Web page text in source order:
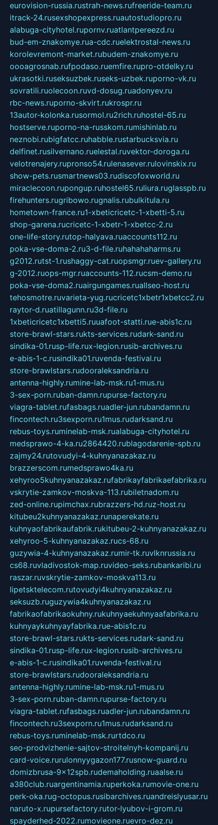
eurovision-russia.rustrah-news.rufreeride-team.ru
itrack-24.rusexshopexpress.ruautostudiopro.ru
alabuga-cityhotel.rupornv.ruatlantpereezd.ru
bud-em-znakomye.rua-cdc.ruelektrostal-news.ru
korolevremont-market.rubudem-znakomye.ru
oooagrosnab.rufpodaso.ruemfire.rupro-otdelky.ru
ukrasotki.ruseksuzbek.ruseks-uzbek.ruporno-vk.ru
sovratili.ruolecoon.ruvd-dosug.ruadonyev.ru
rbc-news.ruporno-skvirt.rukrospr.ru
13autor-kolonka.rusormol.ru2rich.ruhostel-65.ru
hostserve.ruporno-na-russkom.rumishinlab.ru
neznobi.rubigfatcc.ruhabble.rustarbucksvia.ru
delfinet.rusilvernano.ruelestal.ruvektor-doroga.ru
velotrenajery.rupronso54.rulenasever.rulovinskix.ru
show-pets.rusmartnews03.rudiscofoxworld.ru
miraclecoon.rupongup.ruhostel65.ruliura.ruglasspb.ru
firehunters.rugribowo.rugnalis.rubulkitula.ru
hometown-france.ru1-xbeticricetc-1-xbetti-5.ru
shop-garena.rucricetc-1-xbetr-1-xbetcc-2.ru
one-life-story.rutop-halyava.ruaccounts112.ru
poka-vse-doma-2.ru3-d-file.ruhahahaharms.ru
g2012.rutst-1.rushaggy-cat.ruopsmgr.ruev-gallery.ru
g-2012.ruops-mgr.ruaccounts-112.rucsm-demo.ru
poka-vse-doma2.ruairgungames.ruallseo-host.ru
tehosmotre.ruvarieta-yug.rucricetc1xbetr1xbetcc2.ru
raytor-d.ruatillagunn.ru3d-file.ru
1xbeticricetc1xbetti5.ruuafoot-statti.rue-abis1c.ru
store-brawl-stars.rukts-services.rudark-sand.ru
sindika-01.rusp-life.rux-legion.rusib-archives.ru
e-abis-1-c.rusindika01.ruvenda-festival.ru
store-brawlstars.rudooraleksandria.ru
antenna-highly.rumine-lab-msk.ru1-mus.ru
3-sex-porn.ruban-damn.rupurse-factory.ru
viagra-tablet.rufasbags.ruadler-jun.rubandamn.ru
fincontech.ru3sexporn.ru1mus.rudarksand.ru
rebus-toys.ruminelab-msk.rualabuga-cityhotel.ru
medsprawo-4-ka.ru2864420.rublagodarenie-spb.ru
zajmy24.rutovudyi-4-kuhnyanazakaz.ru
brazzerscom.rumedsprawo4ka.ru
xehyroo5kuhnyanazakaz.rufabrikayfabrikaefabrika.ru
vskrytie-zamkov-moskva-113.rubiletnadom.ru
zed-online.rupimchax.rubrazzers-hd.ruz-host.ru
kitubeu2kuhnyanazakaz.runaperekate.ru
kuhnyaofabrikaufabrik.rukitubeu-2-kuhnyanazakaz.ru
xehyroo-5-kuhnyanazakaz.rucs-68.ru
guzywia-4-kuhnyanazakaz.rumir-tk.ruvlknrussia.ru
cs68.ruvladivostok-map.ruvideo-seks.rubankaribi.ru
raszar.ruvskrytie-zamkov-moskva113.ru
lipetsktelecom.rutovudyi4kuhnyanazakaz.ru
seksuzb.ruguzywia4kuhnyanazakaz.ru
fabrikaofabrikaokuhny.rukuhnyaekuhnyaafabrika.ru
kuhnyaykuhnyayfabrika.rue-abis1c.ru
store-brawl-stars.rukts-services.rudark-sand.ru
sindika-01.rusp-life.rux-legion.rusib-archives.ru
e-abis-1-c.rusindika01.ruvenda-festival.ru
store-brawlstars.rudooraleksandria.ru
antenna-highly.rumine-lab-msk.ru1-mus.ru
3-sex-porn.ruban-damn.rupurse-factory.ru
viagra-tablet.rufasbags.ruadler-jun.rubandamn.ru
fincontech.ru3sexporn.ru1mus.rudarksand.ru
rebus-toys.ruminelab-msk.rurtdco.ru
seo-prodvizhenie-sajtov-stroitelnyh-kompanij.ru
card-voice.rurulonnyygazon177.rusnow-guard.ru
domizbrusa-9x12spb.rudemaholding.ruaalse.ru
a380club.ruargentinamia.ruperkoka.rumovie-one.ru
perk-oka.rug-octopus.rusibarchives.ruandreislyusar.ru
naruto-x.rupursefactory.rutor-lyubov-i-grom.ru
spayderhed-2022.rumovieone.ruevro-dez.ru